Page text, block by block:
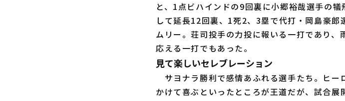
と、1点ビハインドの9回裏に小郷裕哉選手の
して延長12回裏、1死2、3塁で代打・岡島豪
ムリー。荘司投手の力投に報いる一打であり
応える一打でもあった。
見て楽しいセレブレーション
サヨナラ勝利で感情あふれる選手たち。ヒー
かけて喜ぶといったところが王道だが、試合展